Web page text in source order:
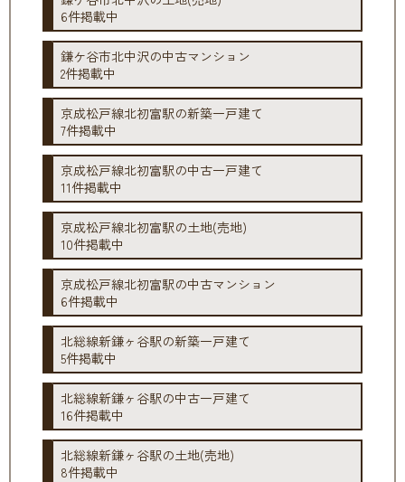
6件掲載中
鎌ケ谷市北中沢の中古マンション
2件掲載中
京成松戸線北初富駅の新築一戸建て
7件掲載中
京成松戸線北初富駅の中古一戸建て
11件掲載中
京成松戸線北初富駅の土地(売地)
10件掲載中
京成松戸線北初富駅の中古マンション
6件掲載中
北総線新鎌ヶ谷駅の新築一戸建て
5件掲載中
北総線新鎌ヶ谷駅の中古一戸建て
16件掲載中
北総線新鎌ヶ谷駅の土地(売地)
8件掲載中